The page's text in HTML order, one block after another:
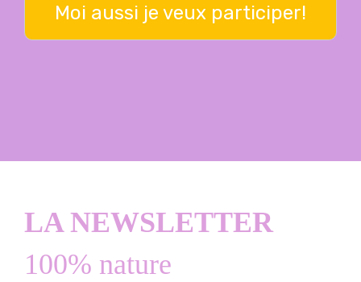
Moi aussi je veux participer!
LA NEWSLETTER
100% nature